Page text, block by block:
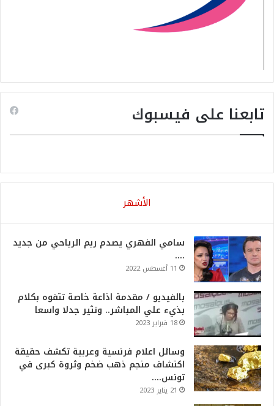
تابعنا على فيسبوك
الأشهر
سامي الفهري يصدم ريم الرياحي من جديد
….
11 أغسطس 2022
بالفيديو / مقدمة اذاعة خاصة تتفوه بكلام
بذيء علي المباشر.. وتثير جدلا واسعا
18 فبراير 2023
وسائل اعلام فرنسية وعربية تكشف حقيقة
اكتشاف منجم ذهب ضخم وثروة كبرى في
تونس….
21 يناير 2023